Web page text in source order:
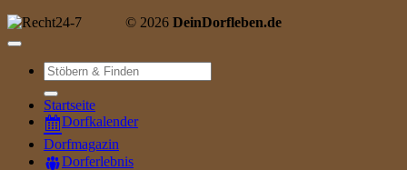
© 2026 DeinDorfleben.de
Suche
nach:
Startseite
Dorfkalender
Dorfmagazin
Dorferlebnis